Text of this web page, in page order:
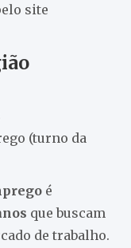
site
(turno da
é
que buscam
de trabalho.